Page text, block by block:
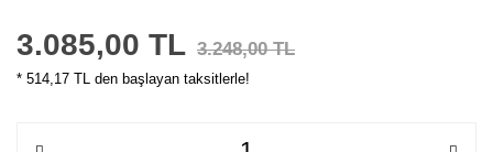
3.085,00 TL 3.248,00 TL
* 514,17 TL den başlayan taksitlerle!